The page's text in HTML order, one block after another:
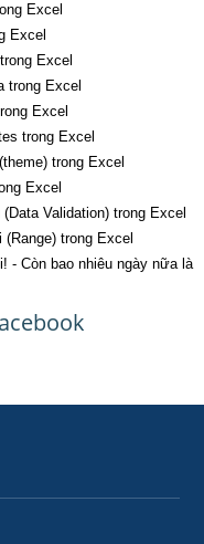
Excel
Excel
Excel
trong Excel
Excel
trong Excel
trong Excel
Excel
Validation) trong Excel
trong Excel
- Còn bao nhiêu ngày nữa là